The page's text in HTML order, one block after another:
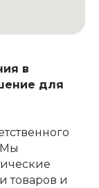
в
для
Мы
товаров и